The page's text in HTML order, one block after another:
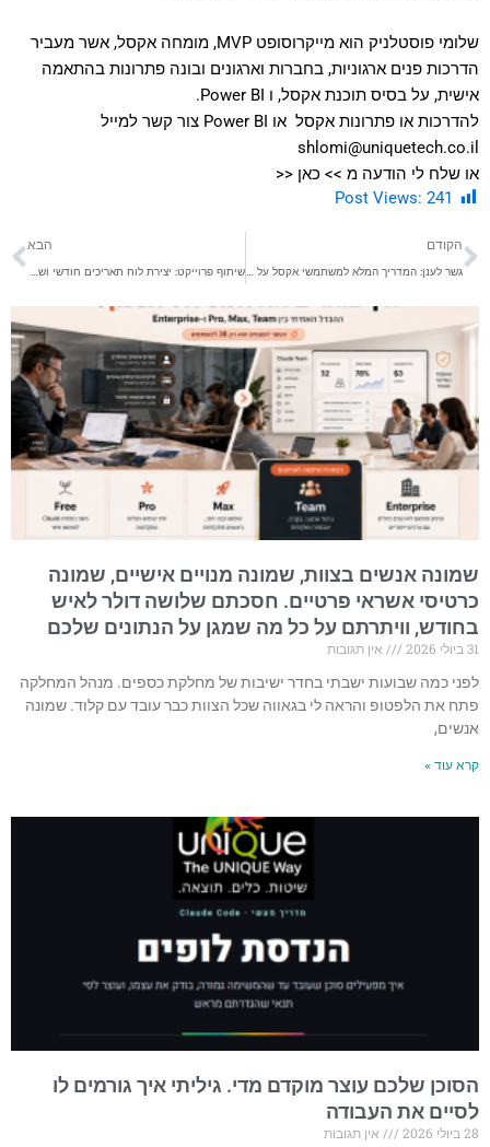
שלומי פוסטלניק הוא מייקרוסופט MVP, מומחה אקסל, אשר מעביר
הדרכות פנים ארגוניות, בחברות וארגונים ובונה פתרונות בהתאמה
אישית, על בסיס תוכנת אקסל, ו Power BI.
להדרכות או פתרונות אקסל או Power BI צור קשר למייל
shlomi@uniquetech.co.il
או שלח לי הודעה מ >> כאן <<
Post Views: 241
קודם
הקודם
גשר לענן: המדריך המלא למשתמשי אקסל על Power BI Data Gateway
הבא
שיתוף פרוייקט: יצירת לוח תאריכים חודשי ושנתי לריכוז משימות של צוותים שונים
שמונה אנשים בצוות, שמונה מנויים אישיים, שמונה
כרטיסי אשראי פרטיים. חסכתם שלושה דולר לאיש
בחודש, וויתרתם על כל מה שמגן על הנתונים שלכם
31 ביולי 2026
אין תגובות
לפני כמה שבועות ישבתי בחדר ישיבות של מחלקת כספים. מנהל המחלקה
פתח את הלפטופ והראה לי בגאווה שכל הצוות כבר עובד עם קלוד. שמונה
אנשים,
קרא עוד »
הסוכן שלכם עוצר מוקדם מדי. גיליתי איך גורמים לו
לסיים את העבודה
28 ביולי 2026
אין תגובות